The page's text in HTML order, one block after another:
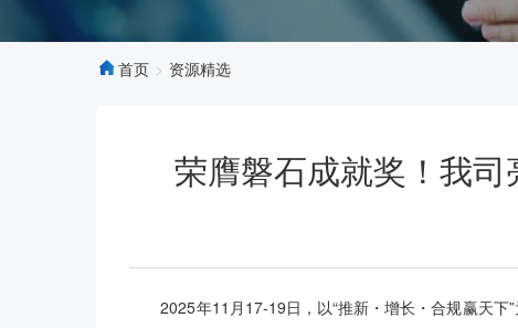
首页 资源精选
荣膺磐石成就奖！我
2025年11月17-19日，以“推新・增长・合规赢天下”